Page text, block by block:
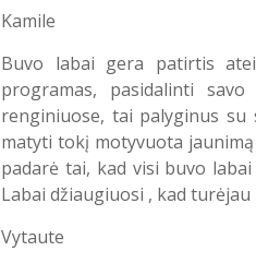
Kamile
Buvo labai gera patirtis
programas, pasidalinti
renginiuose, tai palyginus su
matyti tokį motyvuota
padarė tai, kad visi buvo
Labai džiaugiuosi , kad
Vytaute